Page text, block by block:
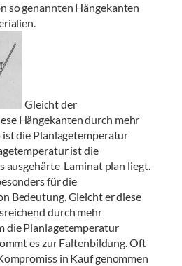
so genannten Hängekanten
Gleicht der
Hängekanten durch mehr
ist die Planlagetemperatur
ist die
ausgehärte Laminat plan liegt.
für die
Bedeutung. Gleicht er diese
durch mehr
die Planlagetemperatur
es zur Faltenbildung. Oft
in Kauf genommen